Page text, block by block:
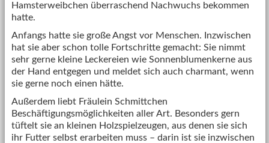
Hamsterweibchen überraschend Nachwuchs bekommen
hatte.
Anfangs hatte sie große Angst vor Menschen. Inzwischen
hat sie aber schon tolle Fortschritte gemacht: Sie nimmt
sehr gerne kleine Leckereien wie Sonnenblumenkerne aus
der Hand entgegen und meldet sich auch charmant, wenn
sie gerne noch einen hätte.
Außerdem liebt Fräulein Schmittchen
Beschäftigungsmöglichkeiten aller Art. Besonders gern
tüftelt sie an kleinen Holzspielzeugen, aus denen sie sich
ihr Futter selbst erarbeiten muss – darin ist sie inzwischen